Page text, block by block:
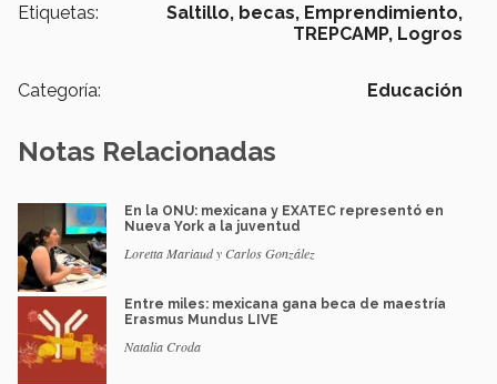
Etiquetas: Saltillo, becas, Emprendimiento,
TREPCAMP, Logros
Categoría: Educación
Notas Relacionadas
En la ONU: mexicana y EXATEC representó en
Nueva York a la juventud
Loretta Mariaud y Carlos González
Entre miles: mexicana gana beca de maestría
Erasmus Mundus LIVE
Natalia Croda